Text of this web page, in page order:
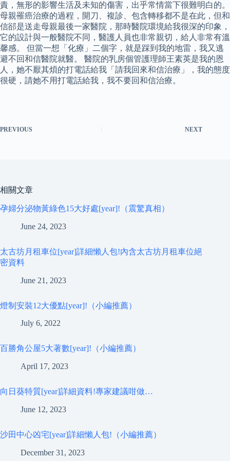
責，無形的影響生活及未知的傷害，出乎常情當下很難明白的。
母親罹癌治療的過程，開刀、複診、包含轉移都不是在此，但和
信郤是送走母親最後一家醫院，那時醫院環境給我很深的印象，
它的設計與一般醫院不同，醫護人員也非常親切，給人非常有溫
馨感。 但當一想「化療」二個字，就是踩到我的地雷，我又逃
避不回和信醫院就醫。 醫院的乳房個管護理師王素英是我的恩
人，她不厭其煩的打電話給我「請我回來和信治療」，我的態度
很硬，請她不用打電話給我，我不要回和信治療。
PREVIOUS NEXT
相關文章
孕婦分泌物黃綠色15大好處[year]!（震驚真相）
June 24, 2023
太古坊月租車位[year]詳細懶人包!內含太古坊月租車位絕
密資料
June 21, 2023
燈制安裝12大優點[year]!（小編推薦）
July 6, 2022
百勝角公屋5大著數[year]!（小編推薦）
April 17, 2023
向日葵特質[year]詳細資料!專家建議咁做…
June 12, 2023
沙田中心凶宅[year]詳細懶人包!（小編推薦）
December 31, 2023